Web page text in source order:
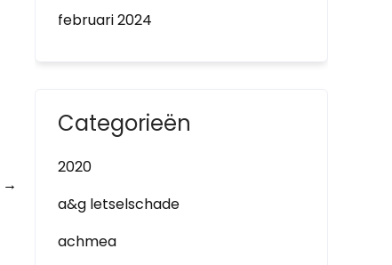
→
februari 2024
Categorieën
2020
a&g letselschade
achmea